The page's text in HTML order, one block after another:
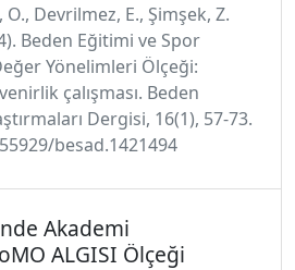
O., Devrilmez, E., Şimşek, Z.
Beden Eğitimi ve Spor
Yönelimleri Ölçeği:
çalışması. Beden
Dergisi, 16(1), 57-73.
besad.1421494
Akademi
ALGISI Ölçeği